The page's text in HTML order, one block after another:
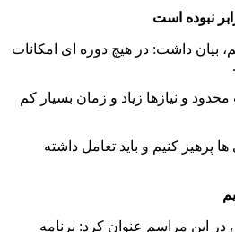
نبوده است
بیان داشت: در هیچ دوره ای امکانات
و نیازها زیاد و زمان بسیار کم
پرهیز کنیم و باید تعامل داشته
این مراسم عنوان کرد: برنامه